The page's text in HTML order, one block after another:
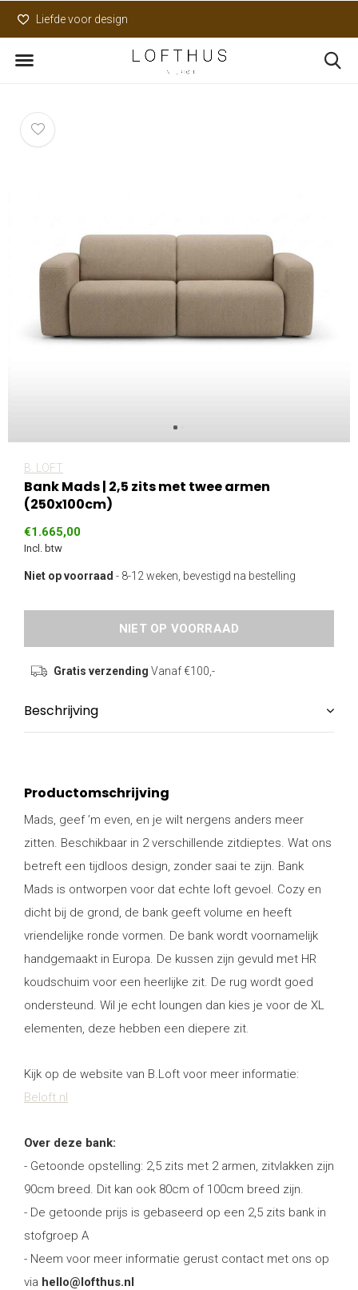
Liefde voor design
B. LOFT
Bank Mads | 2,5 zits met twee armen
(250x100cm)
€1.665,00
Incl. btw
Niet op voorraad - 8-12 weken, bevestigd na bestelling
NIET OP VOORRAAD
Gratis verzending Vanaf €100,-
Beschrijving
Productomschrijving
Mads, geef ’m even, en je wilt nergens anders meer
zitten. Beschikbaar in 2 verschillende zitdieptes. Wat ons
betreft een tijdloos design, zonder saai te zijn. Bank
Mads is ontworpen voor dat echte loft gevoel. Cozy en
dicht bij de grond, de bank geeft volume en heeft
vriendelijke ronde vormen. De bank wordt voornamelijk
handgemaakt in Europa. De kussen zijn gevuld met HR
koudschuim voor een heerlijke zit. De rug wordt goed
ondersteund. Wil je echt loungen dan kies je voor de XL
elementen, deze hebben een diepere zit.
Kijk op de website van B.Loft voor meer informatie:
Beloft.nl
Over deze bank:
- Getoonde opstelling: 2,5 zits met 2 armen, zitvlakken zijn
90cm breed. Dit kan ook 80cm of 100cm breed zijn.
- De getoonde prijs is gebaseerd op een 2,5 zits bank in
stofgroep A
- Neem voor meer informatie gerust contact met ons op
via hello@lofthus.nl